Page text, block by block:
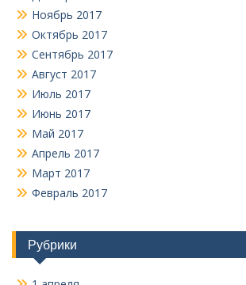
Ноябрь 2017
Октябрь 2017
Сентябрь 2017
Август 2017
Июль 2017
Июнь 2017
Май 2017
Апрель 2017
Март 2017
Февраль 2017
Рубрики